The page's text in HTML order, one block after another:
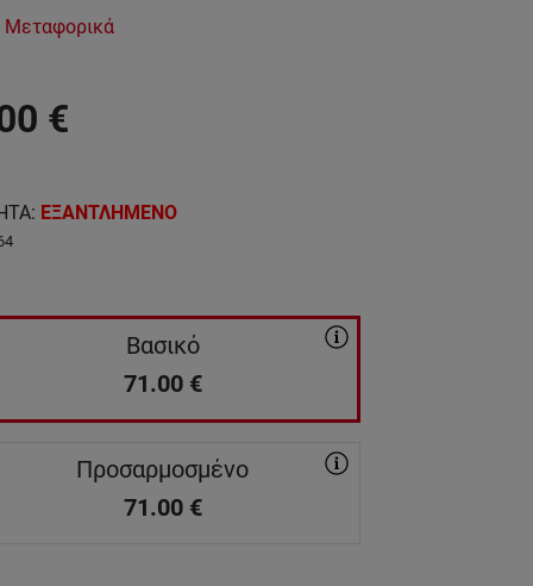
€
: ΕΞΑΝΤΛΗΜΕΝΟ
Βασικό
71.00 €
Προσαρμοσμένο
71.00 €